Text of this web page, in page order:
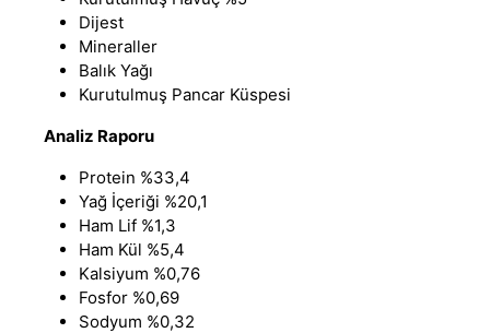
Dijest
Mineraller
Balık Yağı
Kurutulmuş Pancar Küspesi
Analiz Raporu
Protein %33,4
Yağ İçeriği %20,1
Ham Lif %1,3
Ham Kül %5,4
Kalsiyum %0,76
Fosfor %0,69
Sodyum %0,32